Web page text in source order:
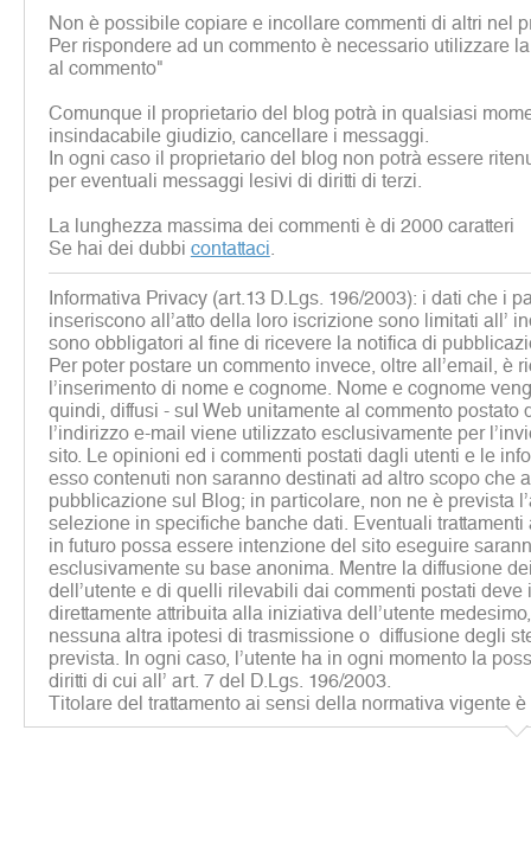
Non è possibile copiare e incollare commenti di altri nel
Per rispondere ad un commento è necessario utilizzare
al commento"
Comunque il proprietario del blog potrà in qualsiasi
insindacabile giudizio, cancellare i messaggi.
In ogni caso il proprietario del blog non potrà essere
per eventuali messaggi lesivi di diritti di terzi.
La lunghezza massima dei commenti è di 2000 caratteri
Se hai dei dubbi contattaci.
Informativa Privacy (art.13 D.Lgs. 196/2003): i dati che i
inseriscono all’atto della loro iscrizione sono limitati all’
sono obbligatori al fine di ricevere la notifica di
Per poter postare un commento invece, oltre all’email, è
l’inserimento di nome e cognome. Nome e cognome
quindi, diffusi - sul Web unitamente al commento postato
l’indirizzo e-mail viene utilizzato esclusivamente per
sito. Le opinioni ed i commenti postati dagli utenti e le
esso contenuti non saranno destinati ad altro scopo che
pubblicazione sul Blog; in particolare, non ne è prevista
selezione in specifiche banche dati. Eventuali trattamenti
in futuro possa essere intenzione del sito eseguire
esclusivamente su base anonima. Mentre la diffusione
dell’utente e di quelli rilevabili dai commenti postati deve
direttamente attribuita alla iniziativa dell’utente
nessuna altra ipotesi di trasmissione o diffusione degli
prevista. In ogni caso, l’utente ha in ogni momento la
diritti di cui all’ art. 7 del D.Lgs. 196/2003.
Titolare del trattamento ai sensi della normativa vigente